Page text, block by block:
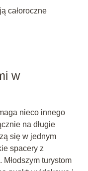
całoroczne
w
nieco innego
na długie
się w jednym
spacery z
turystom